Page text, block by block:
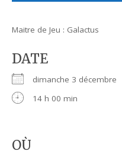
Maitre de Jeu : Galactus
DATE
dimanche 3 décembre
14 h 00 min
OÙ